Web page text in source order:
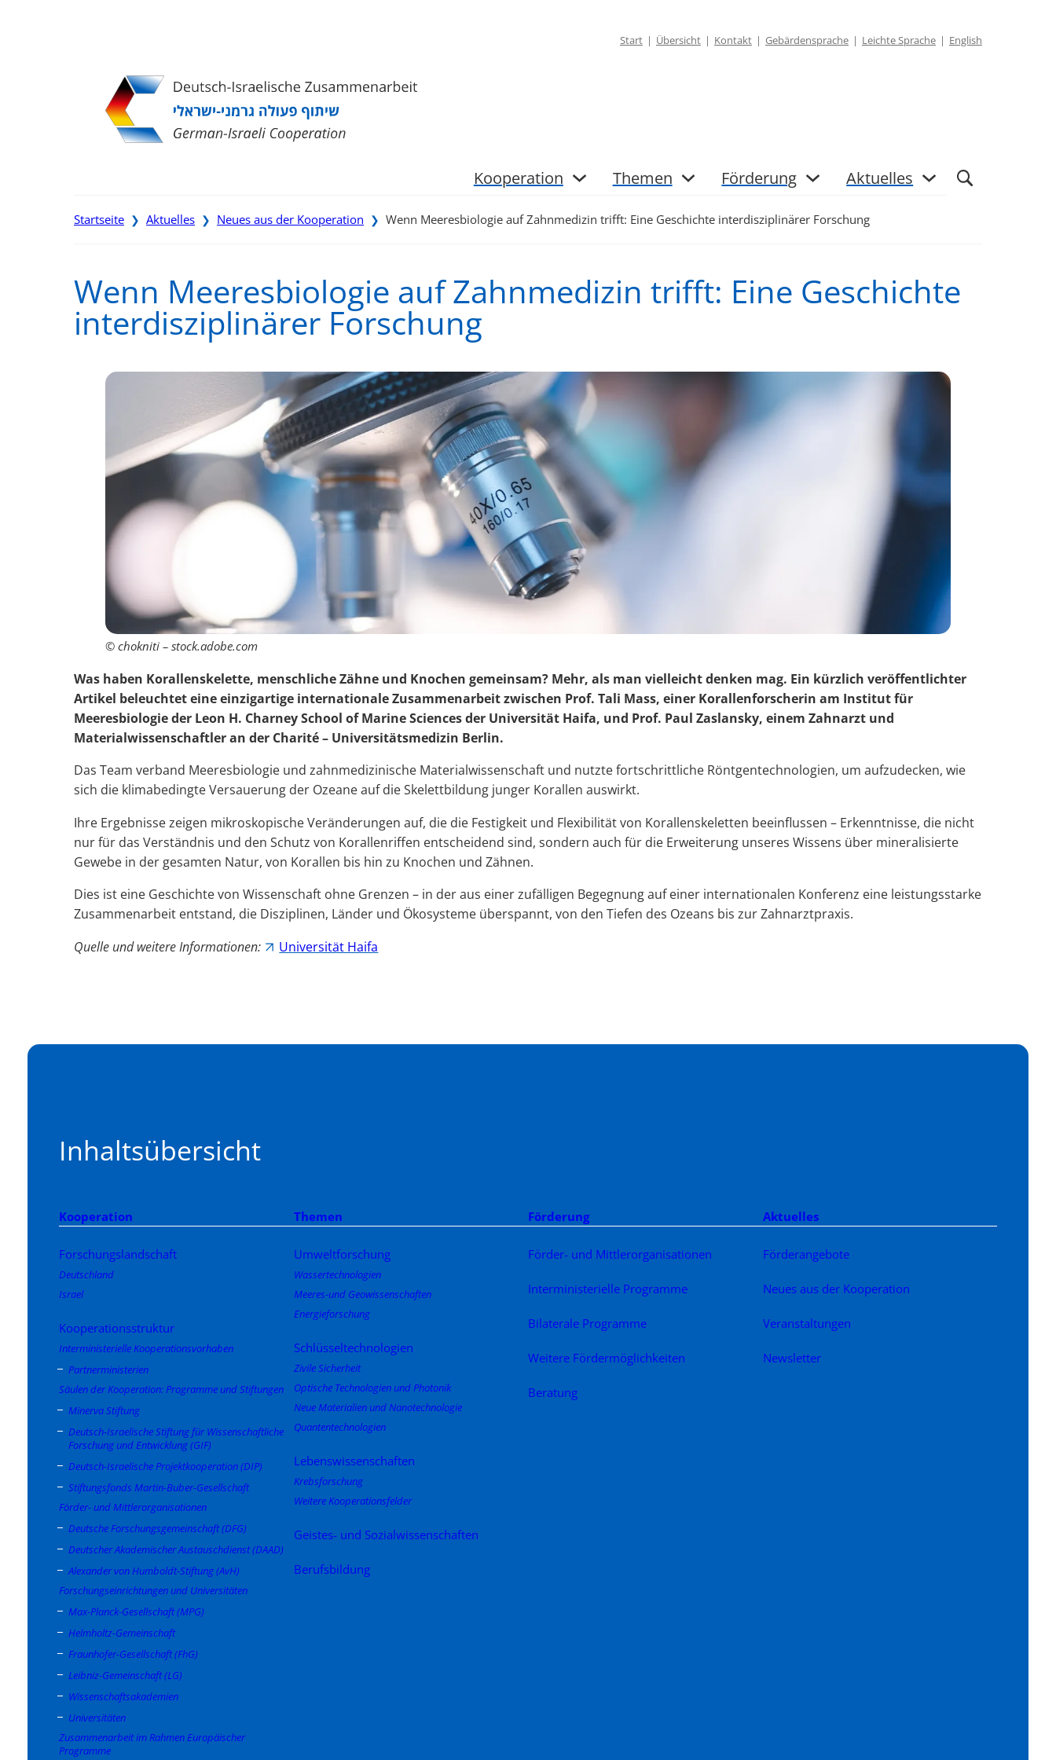
Start Übersicht Kontakt Gebärdensprache Leichte Sprache English
Kooperation Themen Förderung Aktuelles
Startseite ❯ Aktuelles ❯ Neues aus der Kooperation ❯ Wenn Meeresbiologie auf Zahnmedizin trifft: Eine Geschichte interdisziplinärer Forschung
Wenn Meeresbiologie auf Zahnmedizin trifft: Eine Geschichte
interdisziplinärer Forschung
© chokniti – stock.adobe.com
Was haben Korallenskelette, menschliche Zähne und Knochen gemeinsam? Mehr, als man vielleicht denken mag. Ein kürzlich veröffentlichter
Artikel beleuchtet eine einzigartige internationale Zusammenarbeit zwischen Prof. Tali Mass, einer Korallenforscherin am Institut für
Meeresbiologie der Leon H. Charney School of Marine Sciences der Universität Haifa, und Prof. Paul Zaslansky, einem Zahnarzt und
Materialwissenschaftler an der Charité – Universitätsmedizin Berlin.
Das Team verband Meeresbiologie und zahnmedizinische Materialwissenschaft und nutzte fortschrittliche Röntgentechnologien, um aufzudecken, wie
sich die klimabedingte Versauerung der Ozeane auf die Skelettbildung junger Korallen auswirkt.
Ihre Ergebnisse zeigen mikroskopische Veränderungen auf, die die Festigkeit und Flexibilität von Korallenskeletten beeinflussen – Erkenntnisse, die nicht
nur für das Verständnis und den Schutz von Korallenriffen entscheidend sind, sondern auch für die Erweiterung unseres Wissens über mineralisierte
Gewebe in der gesamten Natur, von Korallen bis hin zu Knochen und Zähnen.
Dies ist eine Geschichte von Wissenschaft ohne Grenzen – in der aus einer zufälligen Begegnung auf einer internationalen Konferenz eine leistungsstarke
Zusammenarbeit entstand, die Disziplinen, Länder und Ökosysteme überspannt, von den Tiefen des Ozeans bis zur Zahnarztpraxis.
Quelle und weitere Informationen:
Universität Haifa
Inhaltsübersicht
Kooperation
Forschungslandschaft
Deutschland
Israel
Kooperationsstruktur
Interministerielle Kooperationsvorhaben
Partnerministerien
Säulen der Kooperation: Programme und Stiftungen
Minerva Stiftung
Deutsch-Israelische Stiftung für Wissenschaftliche
Forschung und Entwicklung (GIF)
Deutsch-Israelische Projektkooperation (DIP)
Stiftungsfonds Martin-Buber-Gesellschaft
Förder- und Mittlerorganisationen
Deutsche Forschungsgemeinschaft (DFG)
Deutscher Akademischer Austauschdienst (DAAD)
Alexander von Humboldt-Stiftung (AvH)
Forschungseinrichtungen und Universitäten
Max-Planck-Gesellschaft (MPG)
Helmholtz-Gemeinschaft
Fraunhofer-Gesellschaft (FhG)
Leibniz-Gemeinschaft (LG)
Wissenschaftsakademien
Universitäten
Zusammenarbeit im Rahmen Europäischer
Programme
Themen
Umweltforschung
Wassertechnologien
Meeres-und Geowissenschaften
Energieforschung
Schlüsseltechnologien
Zivile Sicherheit
Optische Technologien und Photonik
Neue Materialien und Nanotechnologie
Quantentechnologien
Lebenswissenschaften
Krebsforschung
Weitere Kooperationsfelder
Geistes- und Sozialwissenschaften
Berufsbildung
Förderung
Förder- und Mittlerorganisationen
Interministerielle Programme
Bilaterale Programme
Weitere Fördermöglichkeiten
Beratung
Aktuelles
Förderangebote
Neues aus der Kooperation
Veranstaltungen
Newsletter